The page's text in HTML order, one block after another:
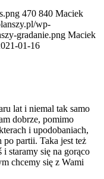
470 840 Maciek
wp-
gradanie.png Maciek
01-16
lat i niemal tak samo
dobrze, pomimo
i upodobaniach,
partii. Taka jest też
staramy się na gorąco
chcemy się z Wami